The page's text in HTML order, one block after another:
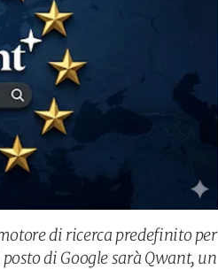
di ricerca predefinito per
di Google sarà Qwant, un